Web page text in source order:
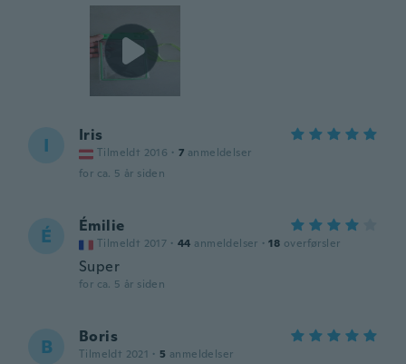
I Iris
Tilmeldt 2016 · 7 anmeldelser
for ca. 5 år siden
É Émilie
Tilmeldt 2017 · 44 anmeldelser · 18 overførsler
Super
for ca. 5 år siden
B Boris
Tilmeldt 2021 · 5 anmeldelser